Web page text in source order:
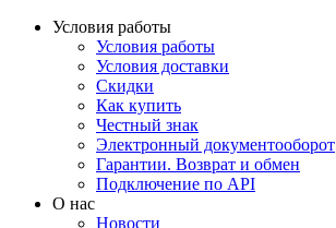
Условия работы
Условия работы
Условия доставки
Скидки
Как купить
Честный знак
Электронный документооборот
Гарантии. Возврат и обмен
Подключение по API
О нас
Новости